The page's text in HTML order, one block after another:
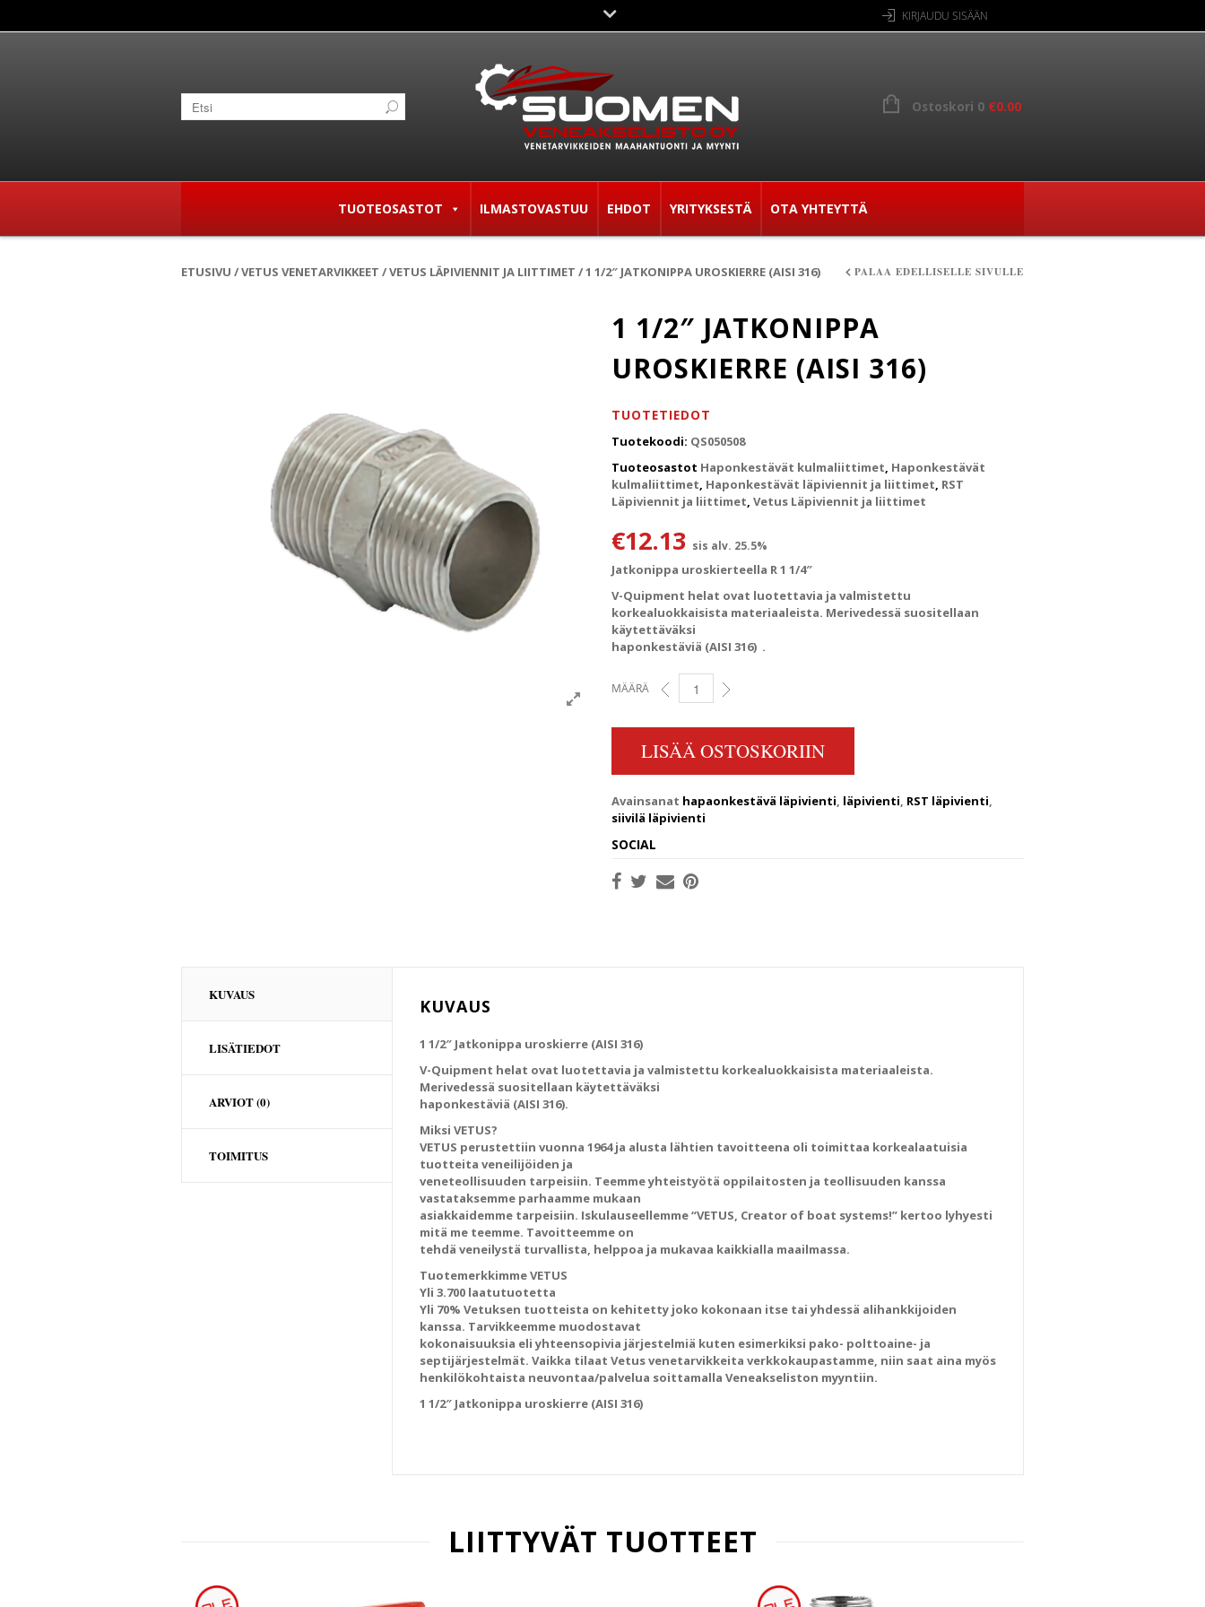
KIRJAUDU SISÄÄN
Ostoskori 0 €0.00
TUOTEOSASTOT ILMASTOVASTUU EHDOT YRITYKSESTÄ OTA YHTEYTTÄ
ETUSIVU /VETUS VENETARVIKKEET /VETUS LÄPIVIENNIT JA LIITTIMET / 1 1/2″ JATKONIPPA UROSKIERRE (AISI 316) PALAA EDELLISELLE SIVULLE
1 1/2″ JATKONIPPA
UROSKIERRE (AISI 316)
TUOTETIEDOT
Tuotekoodi: QS050508
Tuoteosastot Haponkestävät kulmaliittimet, Haponkestävät
kulmaliittimet, Haponkestävät läpiviennit ja liittimet, RST
Läpiviennit ja liittimet, Vetus Läpiviennit ja liittimet
€12.13 sis alv. 25.5%
Jatkonippa uroskierteella R 1 1/4″
V-Quipment helat ovat luotettavia ja valmistettu
korkealuokkaisista materiaaleista. Merivedessä suositellaan
käytettäväksi
haponkestäviä (AISI 316) .
MÄÄRÄ 1 1/2" JATKONIPPA UROSKIERRE (AISI 316) QUANTITY
LISÄÄ OSTOSKORIIN
Avainsanat hapaonkestävä läpivienti, läpivienti, RST läpivienti,
siivilä läpivienti
SOCIAL
KUVAUS
LISÄTIEDOT
ARVIOT (0)
TOIMITUS
KUVAUS
1 1/2″ Jatkonippa uroskierre (AISI 316)
V-Quipment helat ovat luotettavia ja valmistettu korkealuokkaisista materiaaleista.
Merivedessä suositellaan käytettäväksi
haponkestäviä (AISI 316).
Miksi VETUS?
VETUS perustettiin vuonna 1964 ja alusta lähtien tavoitteena oli toimittaa korkealaatuisia
tuotteita veneilijöiden ja
veneteollisuuden tarpeisiin. Teemme yhteistyötä oppilaitosten ja teollisuuden kanssa
vastataksemme parhaamme mukaan
asiakkaidemme tarpeisiin. Iskulauseellemme “VETUS, Creator of boat systems!” kertoo lyhyesti
mitä me teemme. Tavoitteemme on
tehdä veneilystä turvallista, helppoa ja mukavaa kaikkialla maailmassa.
Tuotemerkkimme VETUS
Yli 3.700 laatutuotetta
Yli 70% Vetuksen tuotteista on kehitetty joko kokonaan itse tai yhdessä alihankkijoiden
kanssa. Tarvikkeemme muodostavat
kokonaisuuksia eli yhteensopivia järjestelmiä kuten esimerkiksi pako- polttoaine- ja
septijärjestelmät. Vaikka tilaat Vetus venetarvikkeita verkkokaupastamme, niin saat aina myös
henkilökohtaista neuvontaa/palvelua soittamalla Veneakseliston myyntiin.
1 1/2″ Jatkonippa uroskierre (AISI 316)
LIITTYVÄT TUOTTEET